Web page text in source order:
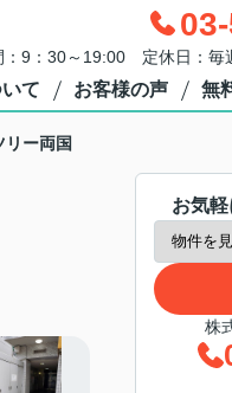
：9：30～19:00 定休日：
て お客様の声 無
リー両国
お気
株